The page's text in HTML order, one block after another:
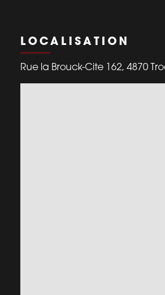
LOCALISATION
Rue la Brouck-Cite 162, 4870